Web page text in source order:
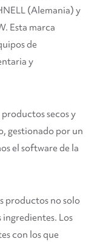
(Alemania) y
Esta marca
de
y
secos y
gestionado por un
el software de la
productos no solo
ingredientes. Los
con los que